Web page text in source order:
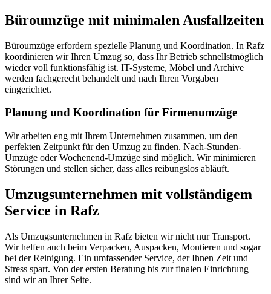
Büroumzüge mit minimalen Ausfallzeiten
Büroumzüge erfordern spezielle Planung und Koordination. In Rafz
koordinieren wir Ihren Umzug so, dass Ihr Betrieb schnellstmöglich
wieder voll funktionsfähig ist. IT-Systeme, Möbel und Archive
werden fachgerecht behandelt und nach Ihren Vorgaben
eingerichtet.
Planung und Koordination für Firmenumzüge
Wir arbeiten eng mit Ihrem Unternehmen zusammen, um den
perfekten Zeitpunkt für den Umzug zu finden. Nach-Stunden-
Umzüge oder Wochenend-Umzüge sind möglich. Wir minimieren
Störungen und stellen sicher, dass alles reibungslos abläuft.
Umzugsunternehmen mit vollständigem
Service in Rafz
Als Umzugsunternehmen in Rafz bieten wir nicht nur Transport.
Wir helfen auch beim Verpacken, Auspacken, Montieren und sogar
bei der Reinigung. Ein umfassender Service, der Ihnen Zeit und
Stress spart. Von der ersten Beratung bis zur finalen Einrichtung
sind wir an Ihrer Seite.